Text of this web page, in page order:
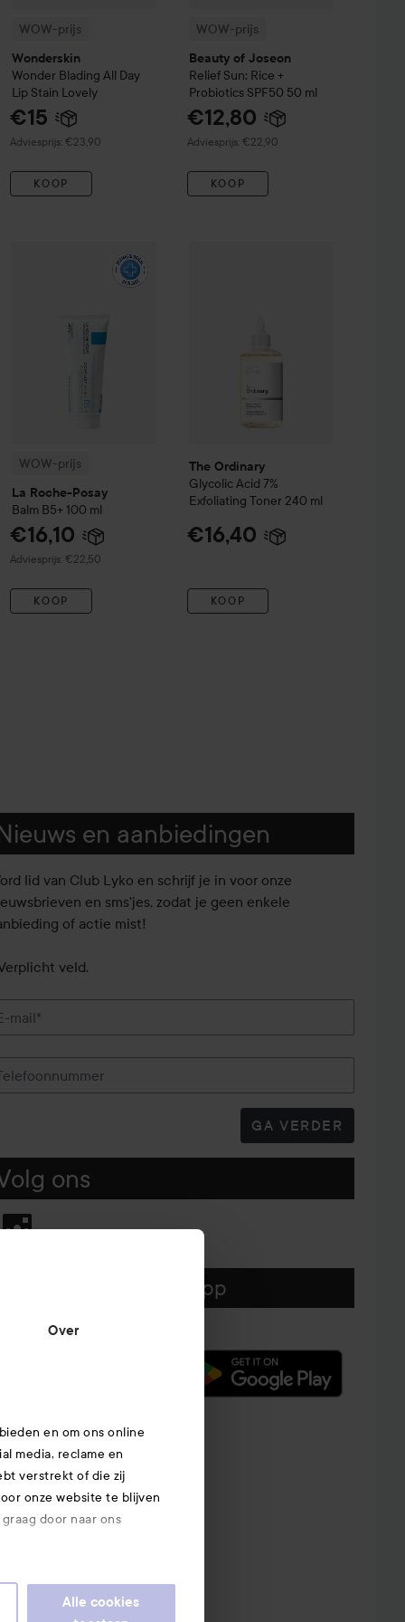
Over
en om ons online
media, reclame en
verstrekt of die zij
onze website te blijven
door naar ons
Alle cookies
WOW-prijs
Wonderskin
Wonder Blading All Day
Lip Stain Lovely
€15
Adviesprijs: €23,90
Aanbevolen prijs €23,90
KOOP
WOW-prijs
Beauty of Joseon
Relief Sun: Rice +
Probiotics SPF50 50 ml
€12,80
Adviesprijs: €22,90
Aanbevolen prijs €22,90
KOOP
WOW-prijs
La Roche-Posay
Balm B5+ 100 ml
€16,10
Adviesprijs: €22,50
Aanbevolen prijs €22,50
KOOP
La Roche-Posay
The Ordinary
Glycolic Acid 7%
Exfoliating Toner 240 ml
€16,40
KOOP
en aanbiedingen
lid van Club Lyko en schrijf je in voor onze
en sms'jes, zodat je geen enkele
of actie mist!
veld.
mail*
GA VERDER
ons
Download hier onze app